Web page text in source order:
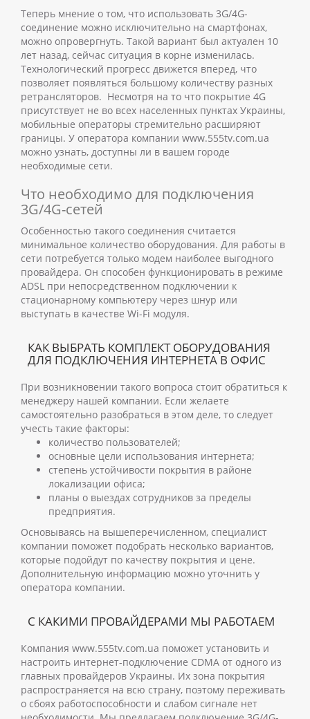
Теперь мнение о том, что использовать 3G/4G-
соединение можно исключительно на смартфонах,
можно опровергнуть. Такой вариант был актуален 10
лет назад, сейчас ситуация в корне изменилась.
Технологический прогресс движется вперед, что
позволяет появляться большому количеству разных
ретрансляторов. Несмотря на то что покрытие 4G
присутствует не во всех населенных пунктах Украины,
мобильные операторы стремительно расширяют
границы. У оператора компании www.555tv.com.ua
можно узнать, доступны ли в вашем городе
необходимые сети.
Что необходимо для подключения
3G/4G-сетей
Особенностью такого соединения считается
минимальное количество оборудования. Для работы в
сети потребуется только модем наиболее выгодного
провайдера. Он способен функционировать в режиме
ADSL при непосредственном подключении к
стационарному компьютеру через шнур или
выступать в качестве Wi-Fi модуля.
КАК ВЫБРАТЬ КОМПЛЕКТ ОБОРУДОВАНИЯ
ДЛЯ ПОДКЛЮЧЕНИЯ ИНТЕРНЕТА В ОФИС
При возникновении такого вопроса стоит обратиться к
менеджеру нашей компании. Если желаете
самостоятельно разобраться в этом деле, то следует
учесть такие факторы:
количество пользователей;
основные цели использования интернета;
степень устойчивости покрытия в районе
локализации офиса;
планы о выездах сотрудников за пределы
предприятия.
Основываясь на вышеперечисленном, специалист
компании поможет подобрать несколько вариантов,
которые подойдут по качеству покрытия и цене.
Дополнительную информацию можно уточнить у
оператора компании.
С КАКИМИ ПРОВАЙДЕРАМИ МЫ РАБОТАЕМ
Компания www.555tv.com.ua поможет установить и
настроить интернет-подключение CDMA от одного из
главных провайдеров Украины. Их зона покрытия
распространяется на всю страну, поэтому переживать
о сбоях работоспособности и слабом сигнале нет